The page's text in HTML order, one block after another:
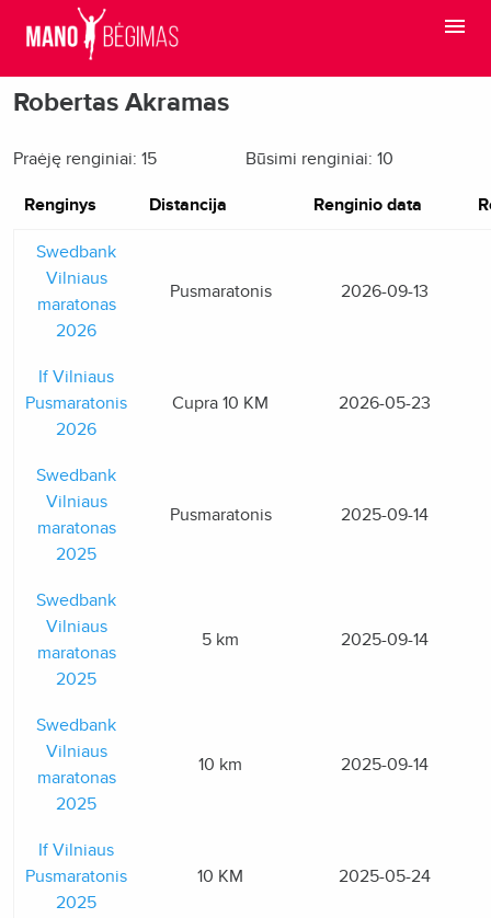
Robertas Akramas
Praėję renginiai: 15 Būsimi renginiai: 10
Renginys Distancija Renginio data
Swedbank
Vilniaus
maratonas
2026
Pusmaratonis 2026-09-13
If Vilniaus
Pusmaratonis
2026
Cupra 10 KM 2026-05-23
Swedbank
Vilniaus
maratonas
2025
Pusmaratonis 2025-09-14
Swedbank
Vilniaus
maratonas
2025
5 km 2025-09-14
Swedbank
Vilniaus
maratonas
2025
10 km 2025-09-14
If Vilniaus
Pusmaratonis
2025
10 KM 2025-05-24